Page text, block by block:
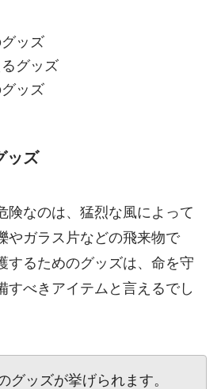
ッズ
グッズ
ッズ
ッズ
険なのは、猛烈な風によって
やガラス片などの飛来物で
するためのグッズは、命を守
すべきアイテムと言えるでし
グッズが挙げられます。